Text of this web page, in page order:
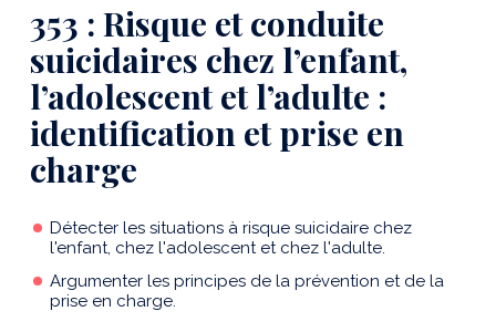
353 : Risque et conduite
suicidaires chez l’enfant,
l’adolescent et l’adulte :
identification et prise en
charge
Détecter les situations à risque suicidaire chez
l'enfant, chez l'adolescent et chez l'adulte.
Argumenter les principes de la prévention et de la
prise en charge.